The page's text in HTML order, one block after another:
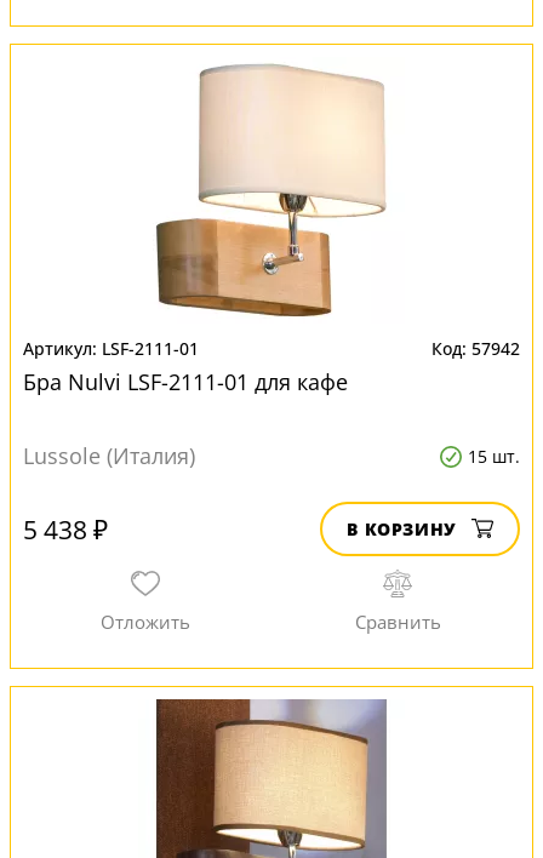
LSF-2111-01 57942
Бра Nulvi LSF-2111-01 для кафе
Lussole (Италия) 15 шт.
5 438 ₽ В КОРЗИНУ